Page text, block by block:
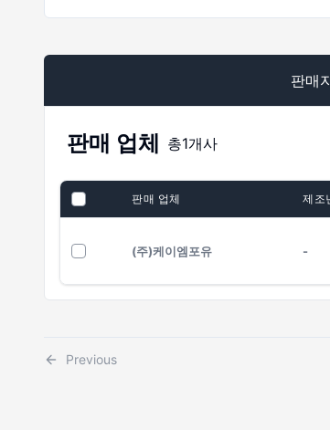
판매
판매 업체 총1개사
판매 업체 제조
(주)케이엠포유 -
Previous